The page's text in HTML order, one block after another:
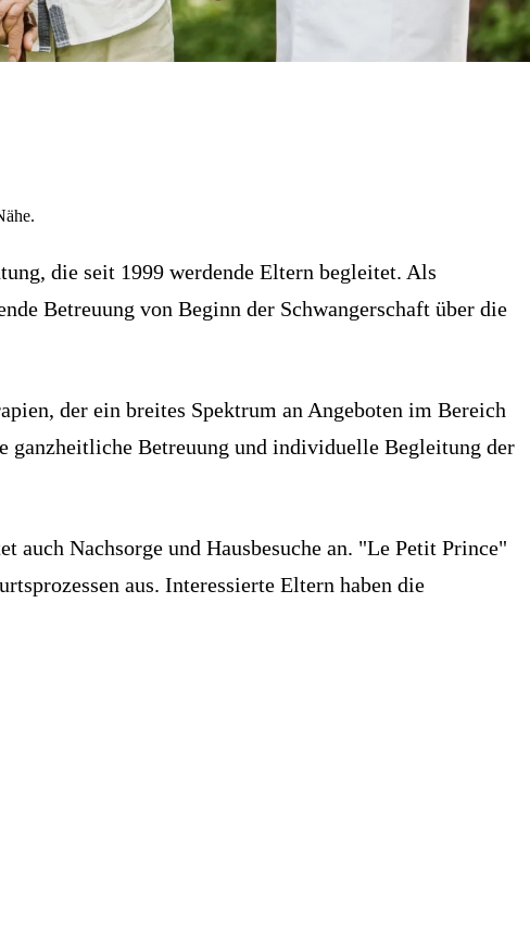
die seit 1999 werdende Eltern begleitet. Als
Betreuung von Beginn der Schwangerschaft über die
der ein breites Spektrum an Angeboten im Bereich
ganzheitliche Betreuung und individuelle Begleitung der
auch Nachsorge und Hausbesuche an. "Le Petit Prince"
aus. Interessierte Eltern haben die